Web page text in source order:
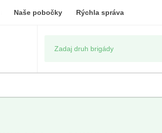
Naše pobočky Rýchla správa